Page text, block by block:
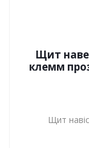
Щит
клемм
Щит